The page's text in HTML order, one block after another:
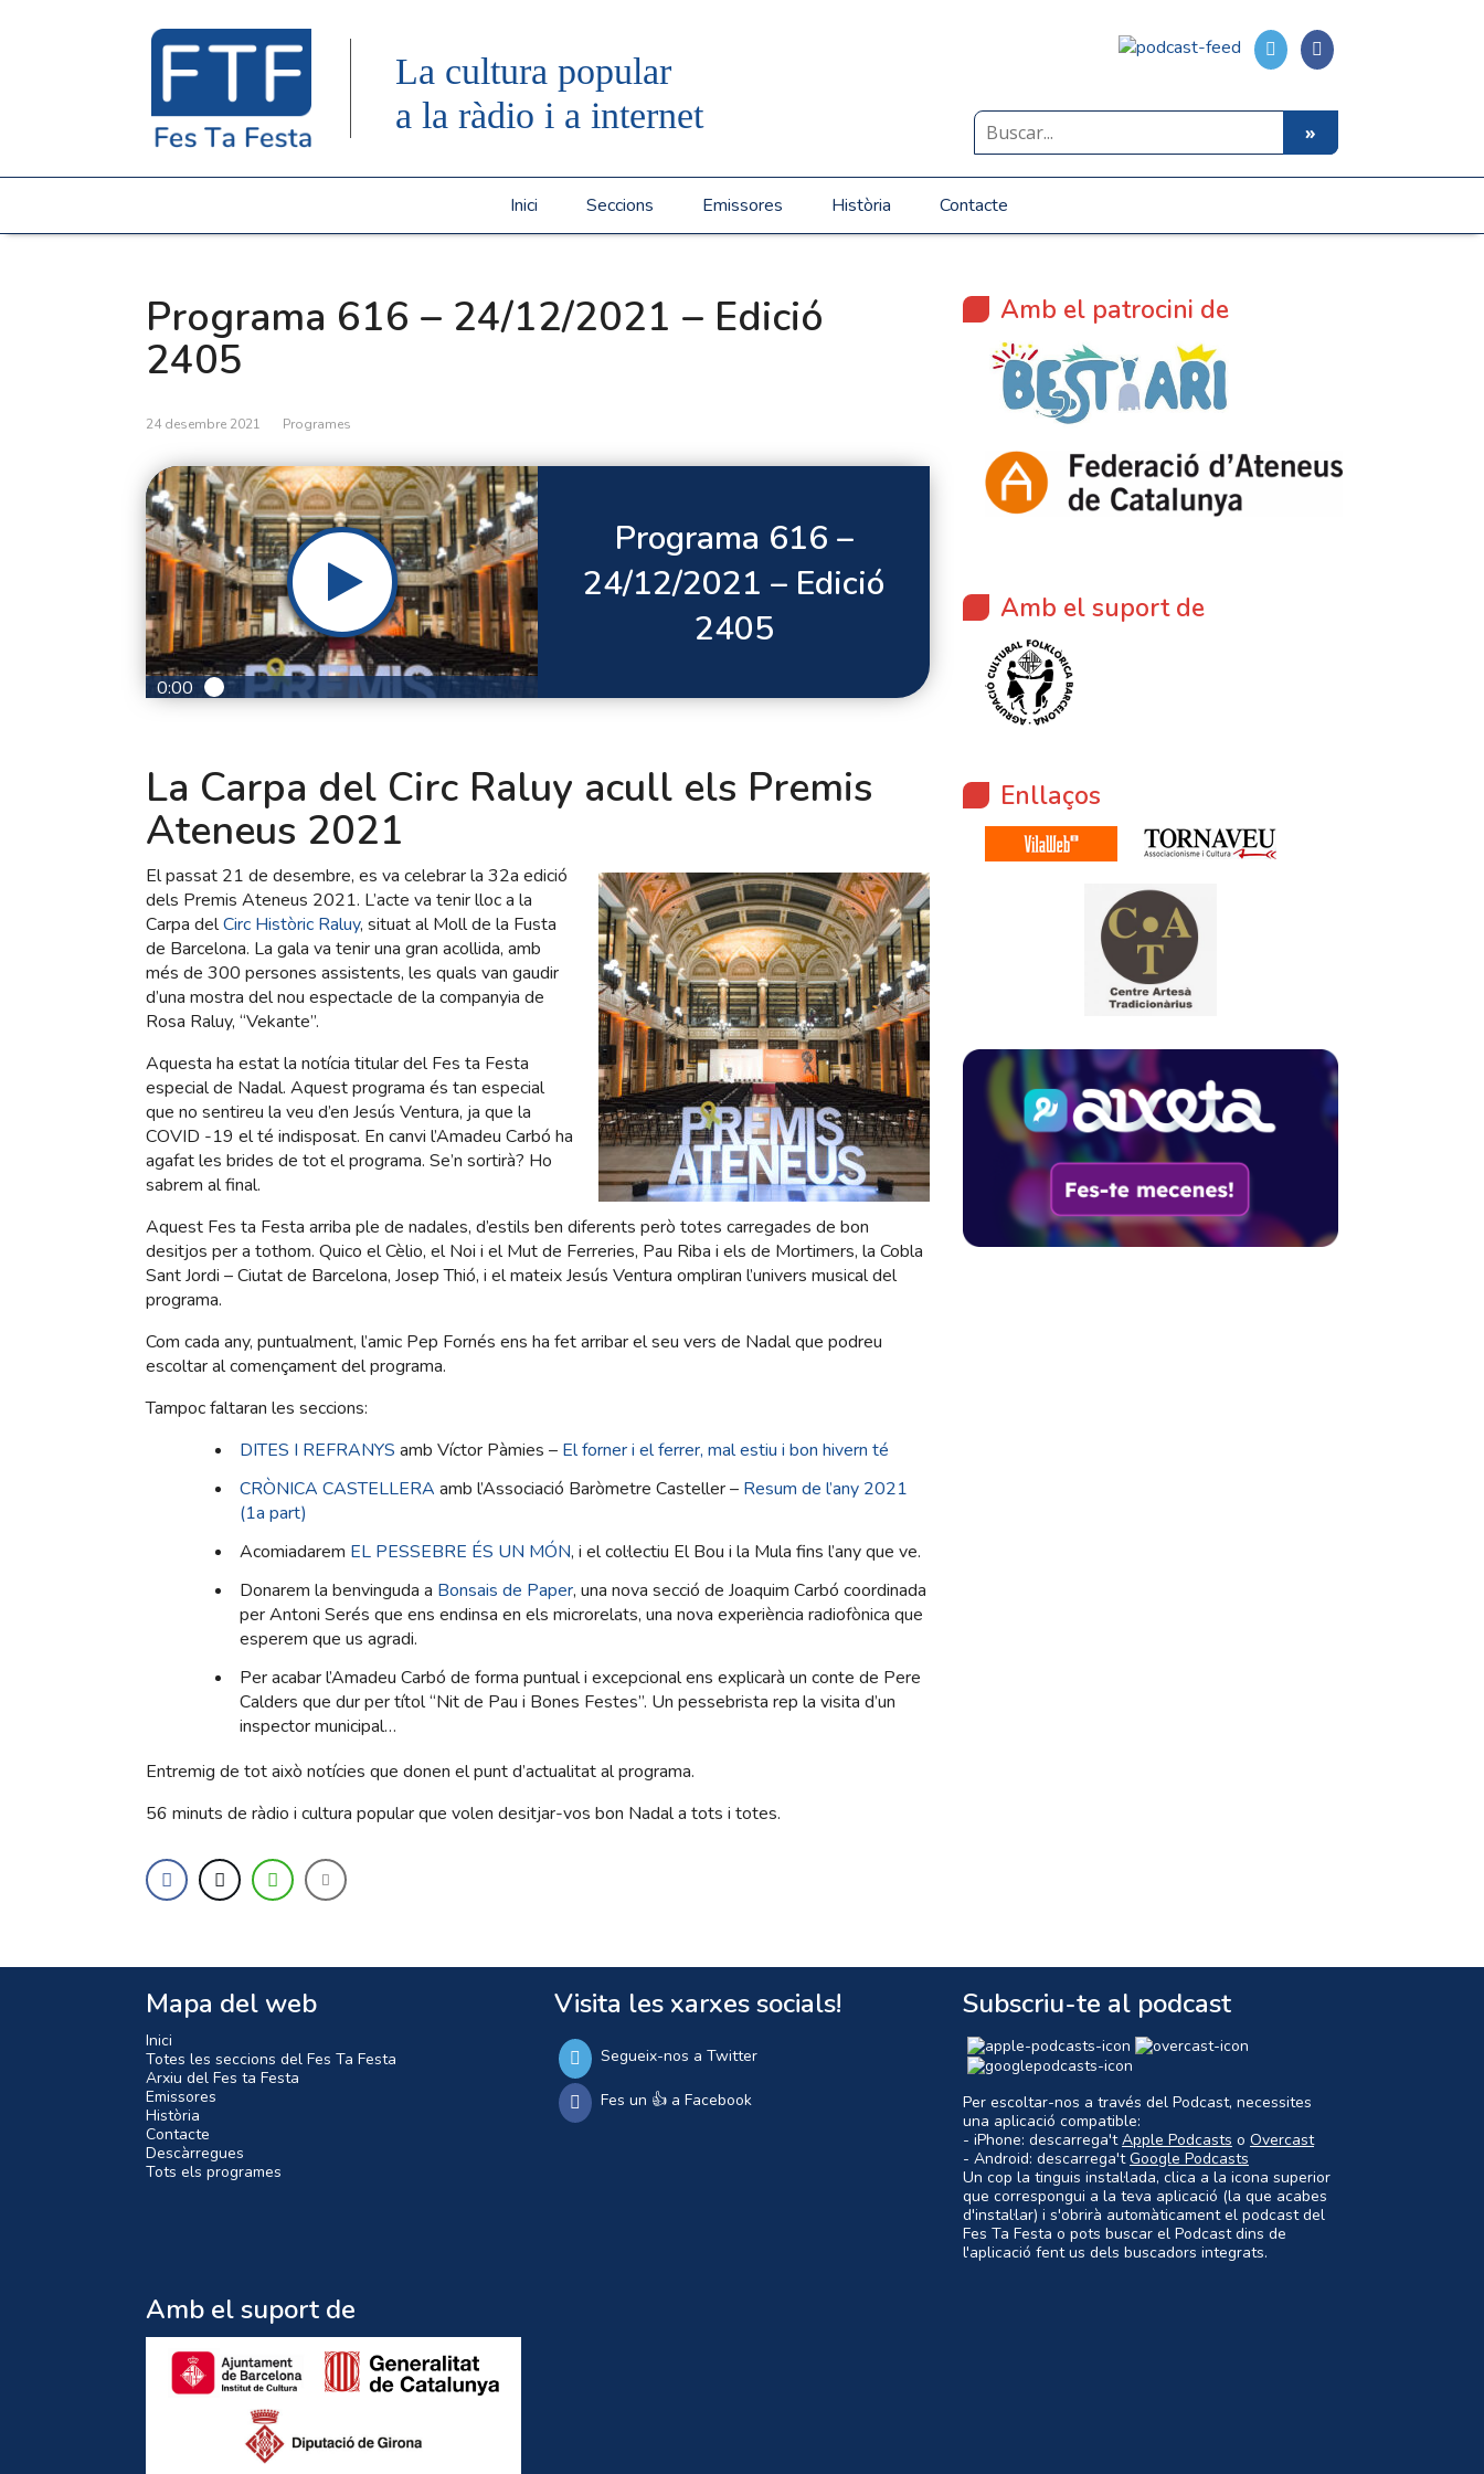
La cultura popular
a la ràdio i a internet
Inici Seccions Emissores Història Contacte
Programa 616 – 24/12/2021 – Edició
2405
24 desembre 2021 Programes
0:00
Programa 616 –
24/12/2021 – Edició
2405
La Carpa del Circ Raluy acull els Premis
Ateneus 2021
El passat 21 de desembre, es va celebrar la 32a edició
dels Premis Ateneus 2021. L’acte va tenir lloc a la
Carpa delCirc Històric Raluy, situat al Moll de la Fusta
de Barcelona. La gala va tenir una gran acollida, amb
més de 300 persones assistents, les quals van gaudir
d’una mostra del nou espectacle de la companyia de
Rosa Raluy, “Vekante”.
Aquesta ha estat la notícia titular del Fes ta Festa
especial de Nadal. Aquest programa és tan especial
que no sentireu la veu d’en Jesús Ventura, ja que la
COVID -19 el té indisposat. En canvi l’Amadeu Carbó ha
agafat les brides de tot el programa. Se’n sortirà? Ho
sabrem al final.
Aquest Fes ta Festa arriba ple de nadales, d’estils ben diferents però totes carregades de bon
desitjos per a tothom. Quico el Cèlio, el Noi i el Mut de Ferreries, Pau Riba i els de Mortimers, la Cobla
Sant Jordi – Ciutat de Barcelona, Josep Thió, i el mateix Jesús Ventura ompliran l’univers musical del
programa.
Com cada any, puntualment, l’amic Pep Fornés ens ha fet arribar el seu vers de Nadal que podreu
escoltar al començament del programa.
Tampoc faltaran les seccions:
DITES I REFRANYS amb Víctor Pàmies – El forner i el ferrer, mal estiu i bon hivern té
CRÒNICA CASTELLERA amb l’Associació Baròmetre Casteller – Resum de l’any 2021
(1a part)
Acomiadarem EL PESSEBRE ÉS UN MÓN, i el col·lectiu El Bou i la Mula fins l’any que ve.
Donarem la benvinguda a Bonsais de Paper, una nova secció de Joaquim Carbó coordinada
per Antoni Serés que ens endinsa en els microrelats, una nova experiència radiofònica que
esperem que us agradi.
Per acabar l’Amadeu Carbó de forma puntual i excepcional ens explicarà un conte de Pere
Calders que dur per títol “Nit de Pau i Bones Festes”. Un pessebrista rep la visita d’un
inspector municipal…
Entremig de tot això notícies que donen el punt d’actualitat al programa.
56 minuts de ràdio i cultura popular que volen desitjar-vos bon Nadal a tots i totes.
Amb el patrocini de
Amb el suport de
Enllaços
Mapa del web
Inici
Totes les seccions del Fes Ta Festa
Arxiu del Fes ta Festa
Emissores
Història
Contacte
Descàrregues
Tots els programes
Visita les xarxes socials!
Segueix-nos a Twitter
Fes un 👍 a Facebook
Subscriu-te al podcast
Per escoltar-nos a través del Podcast, necessites
una aplicació compatible:
- iPhone: descarrega'tApple Podcasts o Overcast
- Android: descarrega'tGoogle Podcasts
Un cop la tinguis instal·lada, clica a la icona superior
que correspongui a la teva aplicació (la que acabes
d'instal·lar) i s'obrirà automàticament el podcast del
Fes Ta Festa o pots buscar el Podcast dins de
l'aplicació fent us dels buscadors integrats.
Amb el suport de